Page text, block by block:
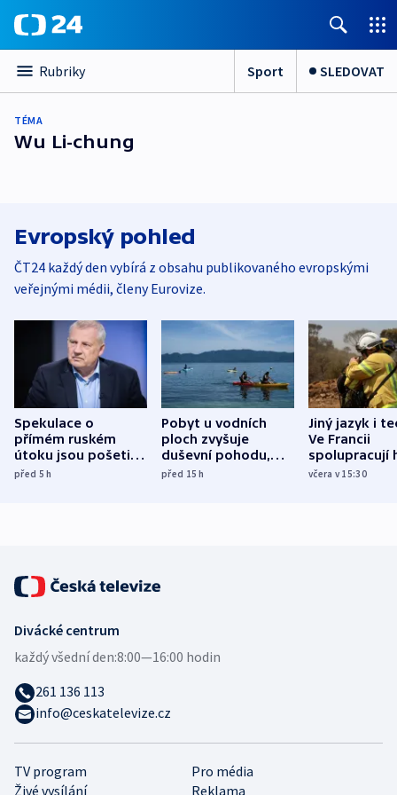
Rubriky Sport SLEDOVAT
TÉMA
Wu Li-chung
Evropský pohled
ČT24 každý den vybírá z obsahu publikovaného evropskými
veřejnými médii, členy Eurovize.
Spekulace o
přímém ruském
útoku jsou pošetilé,
míní estonský
před 5h
Pobyt u vodních
ploch zvyšuje
duševní pohodu,
ukázala
před 15h
Jiný jazyk i
Ve Francii
spolupracují
různých zemí
včera v 15:30
TV program
Pro média
Živé vysílání
Reklama
Divácké centrum
každý všední den:8:00—16:00 hodin
261 136 113
info@ceskatelevize.cz